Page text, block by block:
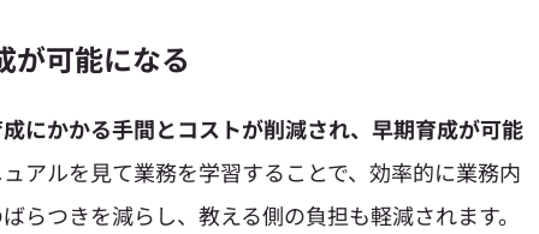
が可能になる
にかかる手間とコストが削減され、早期育成が可能
アルを見て業務を学習することで、効率的に業務内
らつきを減らし、教える側の負担も軽減されます。